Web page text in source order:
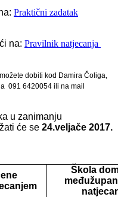
Praktični zadatak
na: Pravilnik natjecanja
dobiti kod Damira Čoliga,
091 6420054 ili na mail
u zanimanju
će se 24.veljače 2017.
Škola